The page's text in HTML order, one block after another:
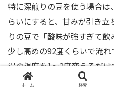
特に深煎りの豆を使う場合は
らいにすると、甘みが引き
りの豆で「酸味が強すぎて飲
少し高めの92度くらいで淹
湯の温度を1〜2度変えるだ
ます。
ホーム 検索